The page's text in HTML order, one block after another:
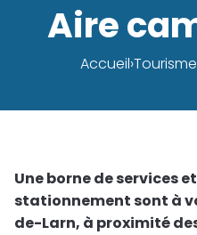
Comptes
rendus
municipaux
Aides :
frelons,
Autres
associations
et
Minibus
Formulaires
Ecoles
et Garderie
Transports
scolaires
Santé
Séniors
Urbanisme
travaux
officiels
Affaires
Hébergements
Rechercher
Aire
Accueil Tourisme
Une borne de services
stationnement sont à
de-Larn, à proximité